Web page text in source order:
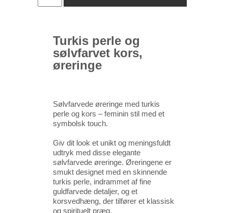
Turkis perle og
sølvfarvet kors,
øreringe
Sølvfarvede øreringe med turkis
perle og kors – feminin stil med et
symbolsk touch.
Giv dit look et unikt og meningsfuldt
udtryk med disse elegante
sølvfarvede øreringe. Øreringene er
smukt designet med en skinnende
turkis perle, indrammet af fine
guldfarvede detaljer, og et
korsvedhæng, der tilfører et klassisk
og spirituelt præg.